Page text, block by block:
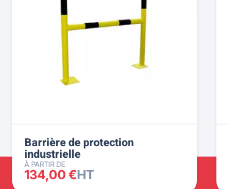
Barrière de protection
industrielle
À PARTIR DE
134,00 €HT